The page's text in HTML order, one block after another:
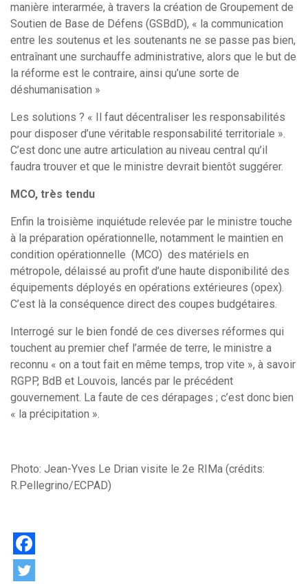
manière interarmée, à travers la création de Groupement de
Soutien de Base de Défens (GSBdD), « la communication
entre les soutenus et les soutenants ne se passe pas bien,
entraînant une surchauffe administrative, alors que le but de
la réforme est le contraire, ainsi qu’une sorte de
déshumanisation »
Les solutions ? « Il faut décentraliser les responsabilités
pour disposer d’une véritable responsabilité territoriale ».
C’est donc une autre articulation au niveau central qu’il
faudra trouver et que le ministre devrait bientôt suggérer.
MCO, très tendu
Enfin la troisième inquiétude relevée par le ministre touche
à la préparation opérationnelle, notamment le maintien en
condition opérationnelle (MCO) des matériels en
métropole, délaissé au profit d’une haute disponibilité des
équipements déployés en opérations extérieures (opex).
C’est là la conséquence direct des coupes budgétaires.
Interrogé sur le bien fondé de ces diverses réformes qui
touchent au premier chef l’armée de terre, le ministre a
reconnu « on a tout fait en même temps, trop vite », à savoir
RGPP, BdB et Louvois, lancés par le précédent
gouvernement. La faute de ces dérapages ; c’est donc bien
« la précipitation ».
Photo: Jean-Yves Le Drian visite le 2e RIMa (crédits:
R.Pellegrino/ECPAD)